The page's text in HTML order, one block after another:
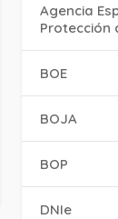
Agencia
Protección
BOE
BOJA
BOP
DNIe